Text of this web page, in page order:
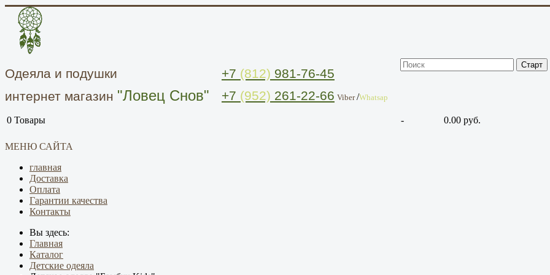
Одеяла и подушки
интернет магазин "Ловец Снов"
+7 (812) 981-76-45
+7 (952) 261-22-66 Viber/Whatsap
0 Товары -
0.00 руб.
МЕНЮ САЙТА
главная
Доставка
Оплата
Гарантии качества
Контакты
Вы здесь:
Главная
Каталог
Детские одеяла